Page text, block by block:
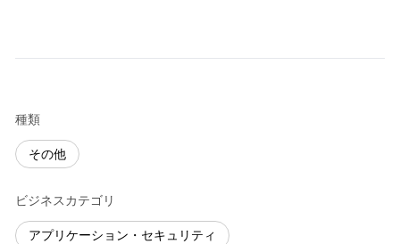
種類
その他
ビジネスカテゴリ
アプリケーション・セキュリティ